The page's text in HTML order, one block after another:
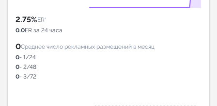
2.75%ER*
0.0ER за 24 часа
0Среднее число рекламных размещений в месяц
0- 1/24
0- 2/48
0- 3/72